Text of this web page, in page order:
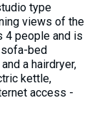
type
views of the
4 people and is
bed
a hairdryer,
kettle,
access -